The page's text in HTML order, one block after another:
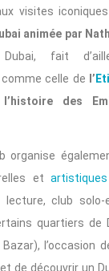
visites iconiques
animée par
fait
celle de l’
l’histoire des
organise
etartistiques
club solo-
quartiers de
l’occasion
de découvrir un